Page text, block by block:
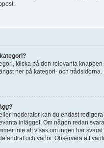
klicka på den relevanta
ner på kategori- och
moderator kan du endast
inlägget. Om någon redan
inte att visas om ingen har
ändrat och varför. Observera att